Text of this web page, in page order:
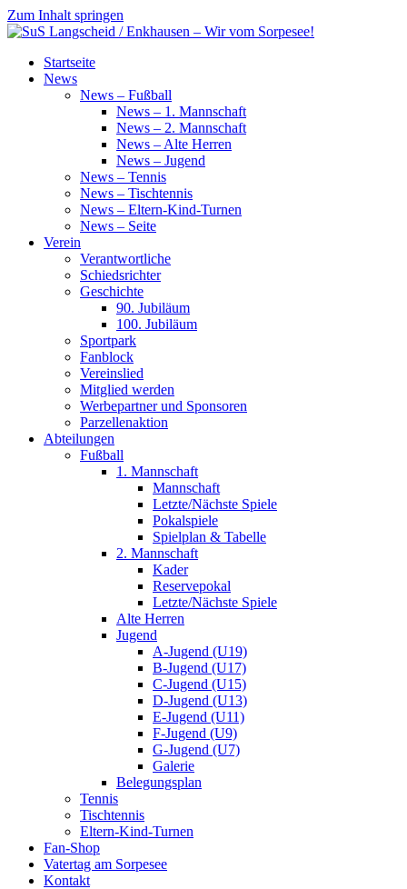
Zum Inhalt springen
SuS
Langscheid
Startseite
News
News – Fußball
News – 1. Mannschaft
News – 2. Mannschaft
News – Alte Herren
News – Jugend
News – Tennis
News – Tischtennis
News – Eltern-Kind-Turnen
News – Seite
Verein
Verantwortliche
Schiedsrichter
Geschichte
90. Jubiläum
100. Jubiläum
Sportpark
Fanblock
Vereinslied
Mitglied werden
Werbepartner und Sponsoren
Parzellenaktion
Abteilungen
Fußball
1. Mannschaft
Mannschaft
Letzte/Nächste Spiele
Pokalspiele
Spielplan & Tabelle
2. Mannschaft
Kader
Reservepokal
Letzte/Nächste Spiele
Alte Herren
Jugend
A-Jugend (U19)
B-Jugend (U17)
C-Jugend (U15)
D-Jugend (U13)
E-Jugend (U11)
F-Jugend (U9)
G-Jugend (U7)
Galerie
Belegungsplan
Tennis
Tischtennis
Eltern-Kind-Turnen
Fan-Shop
Vatertag am Sorpesee
Kontakt